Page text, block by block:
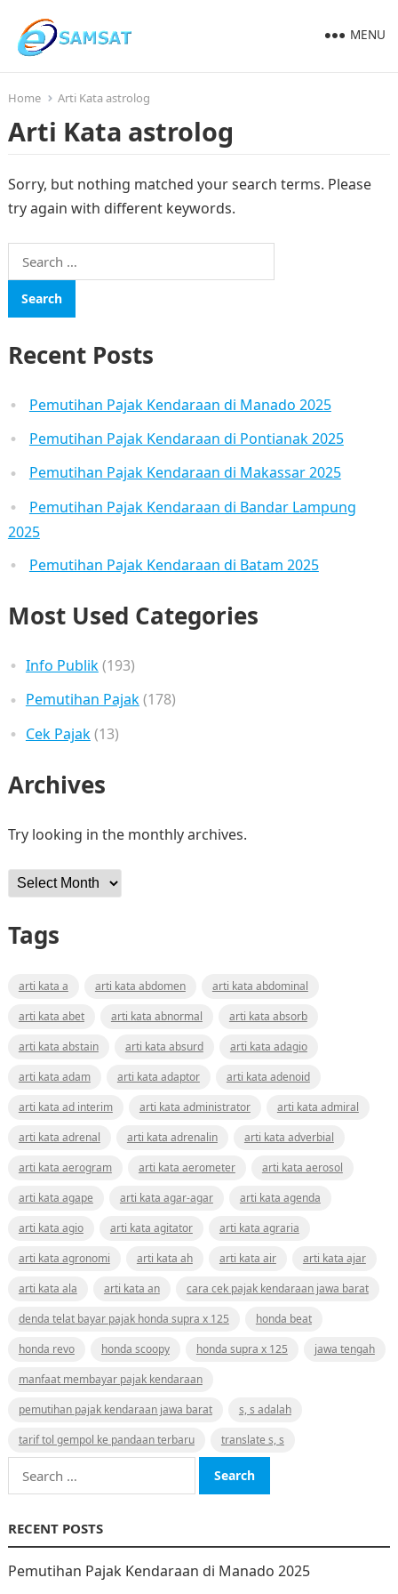
MENU
Home Arti Kata astrolog
Arti Kata astrolog
Sorry, but nothing matched your search terms. Please
try again with different keywords.
Search
for:
Recent Posts
Pemutihan Pajak Kendaraan di Manado 2025
Pemutihan Pajak Kendaraan di Pontianak 2025
Pemutihan Pajak Kendaraan di Makassar 2025
Pemutihan Pajak Kendaraan di Bandar Lampung
2025
Pemutihan Pajak Kendaraan di Batam 2025
Most Used Categories
Info Publik(193)
Pemutihan Pajak(178)
Cek Pajak(13)
Archives
Try looking in the monthly archives.
Archives
Tags
arti kata a arti kata abdomen
arti kata abdominal
arti kata abet
arti kata abnormal
arti kata absorb
arti kata abstain
arti kata absurd
arti kata adagio
arti kata adam
arti kata adaptor
arti kata adenoid
arti kata ad interim
arti kata administrator
arti kata admiral
arti kata adrenal
arti kata adrenalin
arti kata adverbial
arti kata aerogram
arti kata aerometer
arti kata aerosol
arti kata agape
arti kata agar-agar
arti kata agenda
arti kata agio
arti kata agitator
arti kata agraria
arti kata agronomi
arti kata ah arti kata air
arti kata ajar
arti kata ala
arti kata an
cara cek pajak kendaraan jawa barat
denda telat bayar pajak honda supra x 125
honda beat
honda revo
honda scoopy honda supra x 125
jawa tengah
manfaat membayar pajak kendaraan
pemutihan pajak kendaraan jawa barat
s, s adalah
tarif tol gempol ke pandaan terbaru
translate s, s
Search
for:
RECENT POSTS
Pemutihan Pajak Kendaraan di Manado 2025